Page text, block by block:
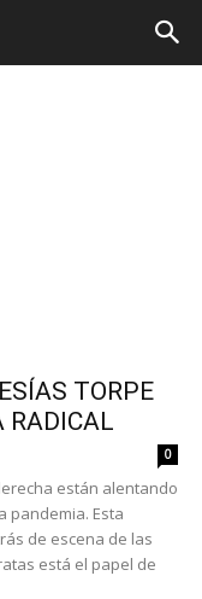
TORPE
RADICAL
0
están alentando
pandemia. Esta
de escena de las
está el papel de